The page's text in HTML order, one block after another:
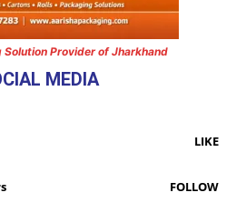
Solution Provider of Jharkhand
MEDIA
LIKE
FOLLOW